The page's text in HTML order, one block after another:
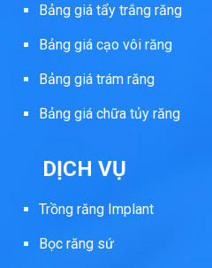
Bảng giá tẩy trắng răng
Bảng giá cạo vôi răng
Bảng giá trám răng
Bảng giá chữa tủy răng
DỊCH VỤ
Trồng răng Implant
Bọc răng sứ